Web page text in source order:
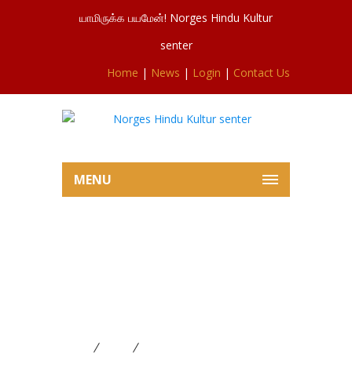
யாமிருக்க பயமேன்! Norges Hindu Kultur
senter
Home | News | Login | Contact Us
MENU